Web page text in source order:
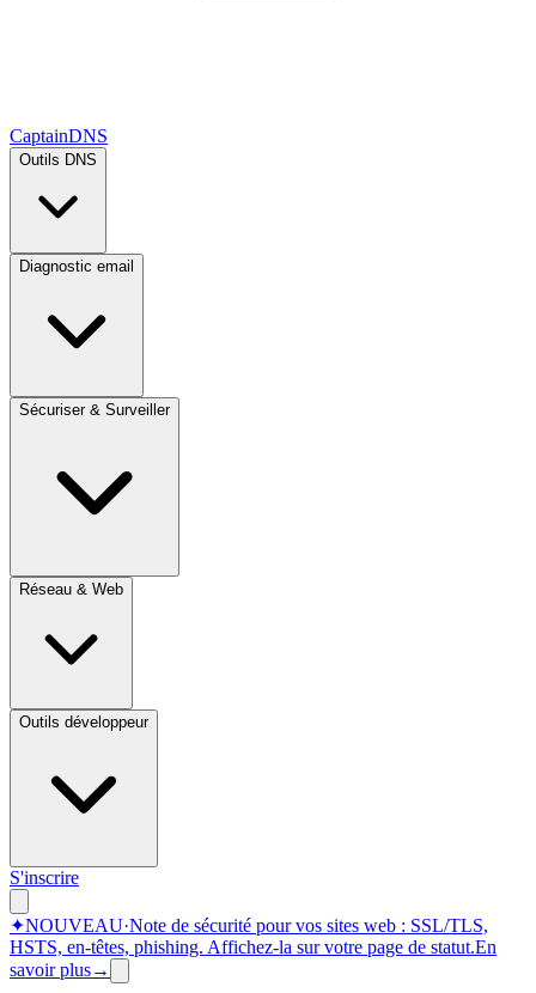
CaptainDNS
Outils DNS
Diagnostic email
Sécuriser & Surveiller
Réseau & Web
Outils développeur
S'inscrire
✦NOUVEAU·Note de sécurité pour vos sites web : SSL/TLS,
HSTS, en-têtes, phishing. Affichez-la sur votre page de statut.En
savoir plus→